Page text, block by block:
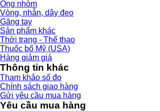
Ống nhòm
Vòng, nhẫn, dây đeo
Găng tay
Sản phẩm khác
Thời trang - Thể thao
Thuốc bổ Mỹ (USA)
Hàng giảm giá
Thông tin khác
Tham khảo số đo
Chính sách giao hàng
Gửi yêu cầu mua hàng
Yêu cầu mua hàng